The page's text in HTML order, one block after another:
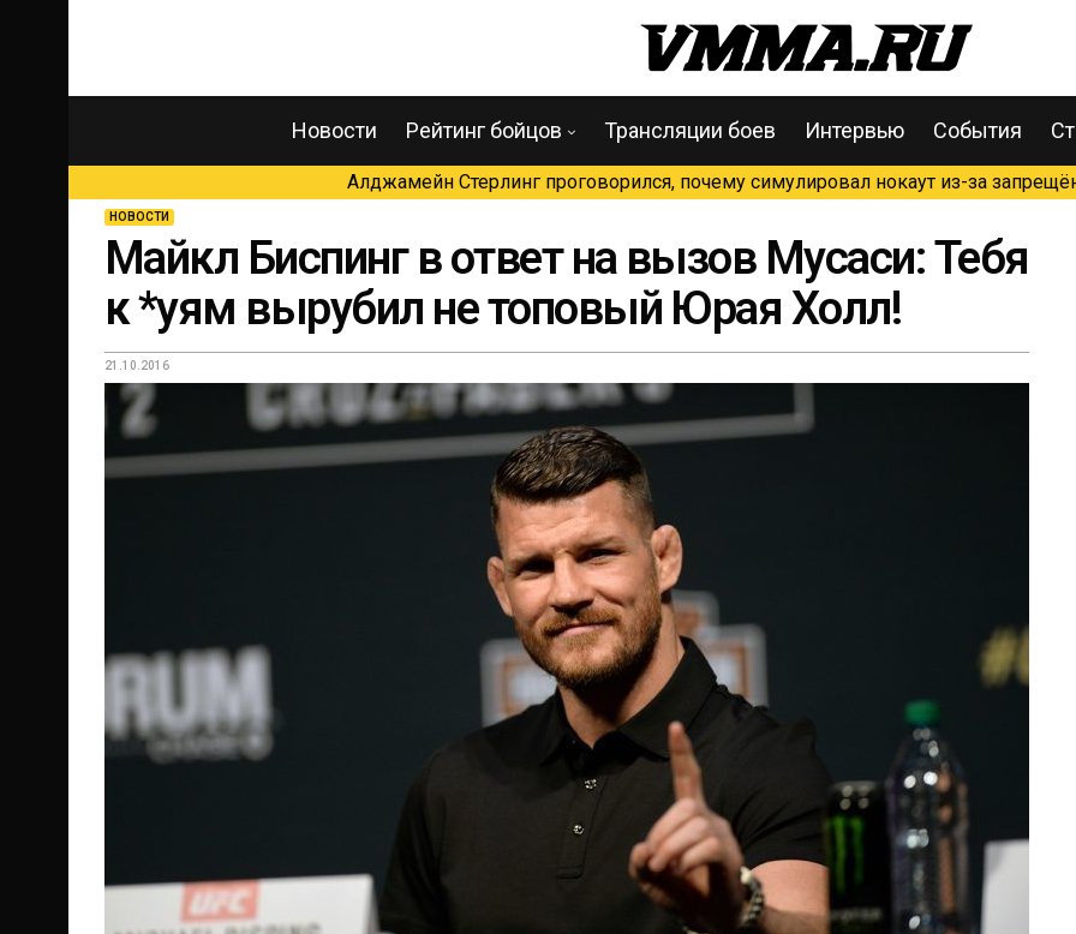
Новости Рейтинг бойцов Трансляции боев Интервью События
Алджамейн Стерлинг проговорился, почему симулировал нокаут из-за
НОВОСТИ
Майкл Биспинг в ответ на вызов Мусаси: Тебя
к *уям вырубил не топовый Юрая Холл!
21.10.2016